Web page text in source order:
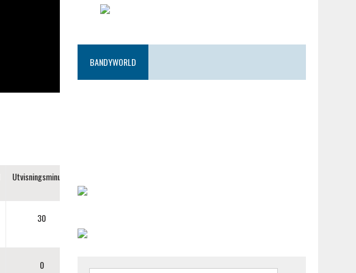
Utvisningsminuter
30
0
BANDYWORLD